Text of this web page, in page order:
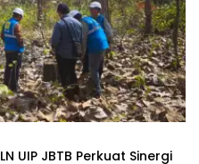
UIP JBTB Perkuat Sinergi